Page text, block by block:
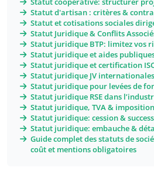
Statut d'artisan : critères &
Statut et cotisations sociales
Statut Juridique & Conflits
Statut juridique BTP: limitez vos
Statut juridique et aides
Statut juridique et certification
Statut juridique JV internationales
Statut juridique pour levées de
Statut juridique RSE dans
Statut juridique, TVA & imposition
Statut juridique: cession &
Statut juridique: embauche &
Guide complet des statuts de
coût et mentions obligatoires